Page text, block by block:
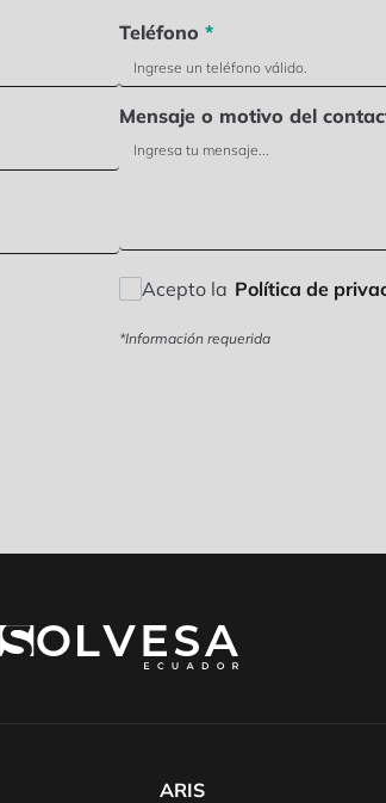
Teléfono *
Mensaje o motivo del
Acepto la Política de
*Información requerida
ARIS